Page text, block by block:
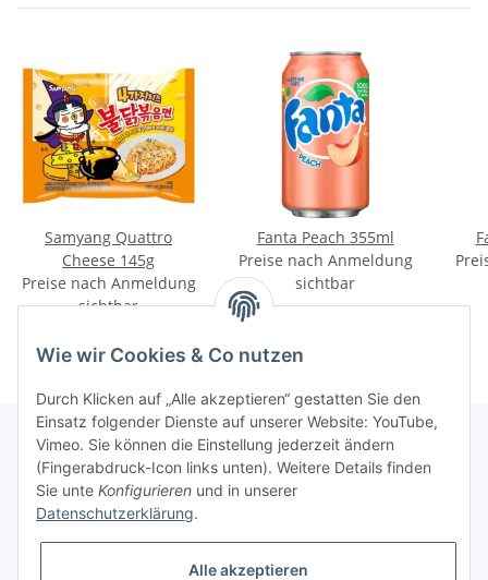
Samyang Quattro
Cheese 145g
Preise nach Anmeldung
sichtbar
Fanta Peach 355ml
Preise nach Anmeldung
sichtbar
Informationen
Gesetzliche Informationen
Wie wir Cookies & Co nutzen
Durch Klicken auf „Alle akzeptieren“ gestatten Sie den
Einsatz folgender Dienste auf unserer Website: YouTube,
Vimeo. Sie können die Einstellung jederzeit ändern
(Fingerabdruck-Icon links unten). Weitere Details finden
Sie unte Konfigurieren und in unserer
Datenschutzerklärung.
Alle akzeptieren